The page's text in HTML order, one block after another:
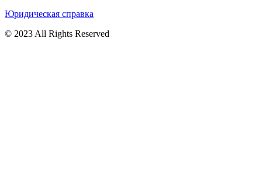
Юридическая справка
© 2023 All Rights Reserved